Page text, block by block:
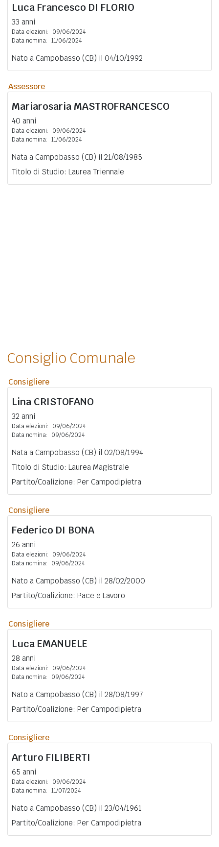
Luca Francesco DI FLORIO
33 anni
Data elezioni:
09/06/2024
Data nomina: 11/06/2024
Nato a Campobasso (CB) il 04/10/1992
Assessore
Mariarosaria MASTROFRANCESCO
40 anni
Data elezioni:
09/06/2024
Data nomina: 11/06/2024
Nata a Campobasso (CB) il 21/08/1985
Titolo di Studio: Laurea Triennale
Consiglio Comunale
Consigliere
Lina CRISTOFANO
32 anni
Data elezioni:
09/06/2024
Data nomina:
09/06/2024
Nata a Campobasso (CB) il 02/08/1994
Titolo di Studio: Laurea Magistrale
Partito/Coalizione: Per Campodipietra
Consigliere
Federico DI BONA
26 anni
Data elezioni:
09/06/2024
Data nomina:
09/06/2024
Nato a Campobasso (CB) il 28/02/2000
Partito/Coalizione: Pace e Lavoro
Consigliere
Luca EMANUELE
28 anni
Data elezioni:
09/06/2024
Data nomina:
09/06/2024
Nato a Campobasso (CB) il 28/08/1997
Partito/Coalizione: Per Campodipietra
Consigliere
Arturo FILIBERTI
65 anni
Data elezioni:
09/06/2024
Data nomina: 11/07/2024
Nato a Campobasso (CB) il 23/04/1961
Partito/Coalizione: Per Campodipietra